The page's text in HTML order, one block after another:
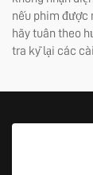
nếu phim được
hãy tuân theo
tra kỹ lại các